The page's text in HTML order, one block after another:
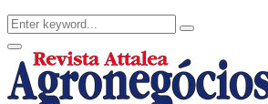
Search
for:
Search
Facebook
Twitter
Instagram
Linkedin
Youtube
Email
Primary
Menu